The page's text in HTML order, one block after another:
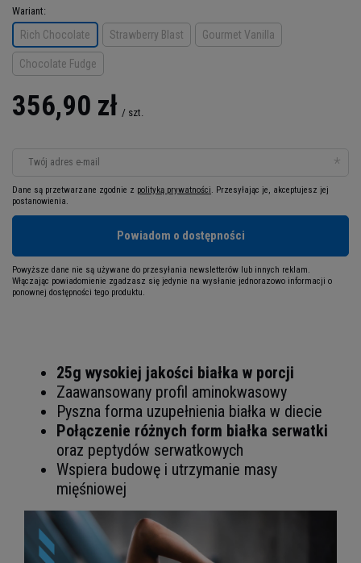
Wariant
Rich Chocolate Strawberry Blast Gourmet Vanilla
Chocolate Fudge
356,90 zł / szt.
Twój adres e-mail
Dane są przetwarzane zgodnie z polityką prywatności. Przesyłając je, akceptujesz jej
postanowienia.
Powiadom o dostępności
Powyższe dane nie są używane do przesyłania newsletterów lub innych reklam.
Włączając powiadomienie zgadzasz się jedynie na wysłanie jednorazowo informacji o
ponownej dostępności tego produktu.
25g wysokiej jakości białka w porcji
Zaawansowany profil aminokwasowy
Pyszna forma uzupełnienia białka w diecie
Połączenie różnych form białka serwatki
oraz peptydów serwatkowych
Wspiera budowę i utrzymanie masy
mięśniowej